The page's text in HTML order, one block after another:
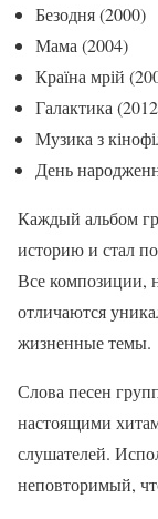
Безодня (2000)
Мама (2004)
Країна мрій
Галактика
Музика з
День
Каждый альбом
историю и стал
Все композиции,
отличаются
жизненные темы.
Слова песен
настоящими
слушателей.
неповторимый,